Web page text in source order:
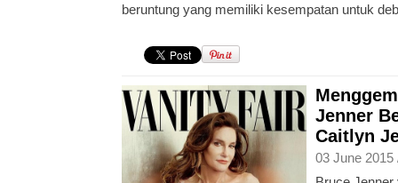
beruntung yang memiliki kesempatan untuk
Jenner
Caitlyn
03 June